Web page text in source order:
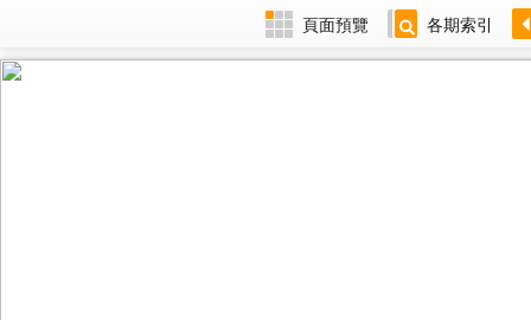
頁面預覽 各期索引